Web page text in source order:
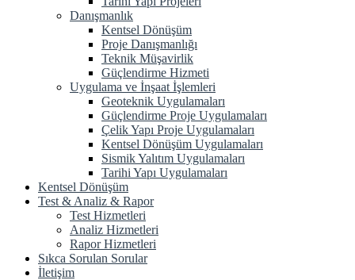
Danışmanlık
Kentsel Dönüşüm
Proje Danışmanlığı
Teknik Müşavirlik
Güçlendirme Hizmeti
Uygulama ve İnşaat İşlemleri
Geoteknik Uygulamaları
Güçlendirme Proje Uygulamaları
Çelik Yapı Proje Uygulamaları
Kentsel Dönüşüm Uygulamaları
Sismik Yalıtım Uygulamaları
Tarihi Yapı Uygulamaları
Kentsel Dönüşüm
Test & Analiz & Rapor
Test Hizmetleri
Analiz Hizmetleri
Rapor Hizmetleri
Sıkca Sorulan Sorular
İletişim